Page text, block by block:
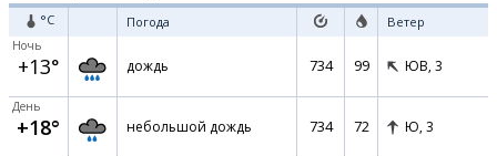
°C Погода Ветер
Ночь
+13° дождь 734 99 ЮВ, 3
День
+18° небольшой дождь 734 72 Ю, 3